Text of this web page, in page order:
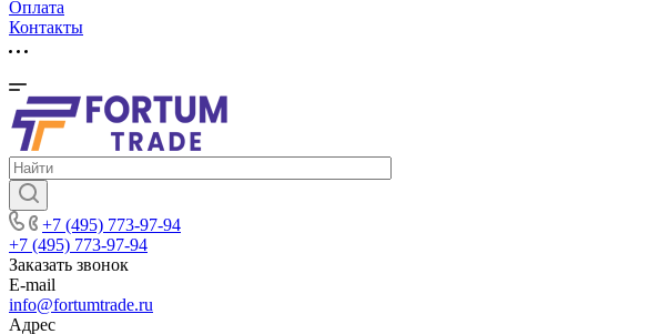
Оплата
Контакты
+7 (495) 773-97-94
+7 (495) 773-97-94
Заказать звонок
E-mail
info@fortumtrade.ru
Адрес